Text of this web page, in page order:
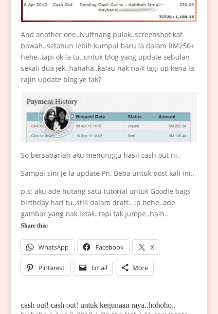
And another one..Nuffnang pulak..screenshot kat
bawah..setahun lebih kumpul baru la dalam RM250+
hehe..tapi ok la tu..untuk blog yang update sebulan
sekali dua jek..hahaha..kalau nak naik lagi up kena la
rajin update blog ye tak?
So bersabarlah aku menunggu hasil cash out ni..
Sampai sini je la update Pn. Beba untuk post kali ini..
p.s: aku ade hutang satu tutorial untuk Goodie bags
birthday hari tu..still dalam draft.. :p hehe..ade
gambar yang nak letak..tapi tak jumpe..haih..
Share this:
WhatsApp Facebook X
Pinterest Email More
cash out! cash out! untuk kegunaan raya..hohoho..